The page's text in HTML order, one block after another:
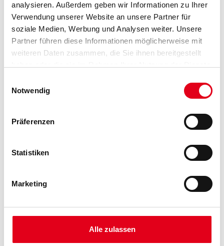
analysieren. Außerdem geben wir Informationen zu Ihrer
Verwendung unserer Website an unsere Partner für
soziale Medien, Werbung und Analysen weiter. Unsere
Partner führen diese Informationen möglicherweise mit
weiteren Daten zusammen, die Sie ihnen bereitgestellt
Notwendig
Präferenzen
Statistiken
Marketing
Alle zulassen
Umrechnungsfaktoren
Produkteigenschaft
- Ideal zum Schleifen weicher und harter Holzarten
- Das Produkt ist gut geeignet für Anwendungen zum Schleifen
von Füllern und Grundierungen